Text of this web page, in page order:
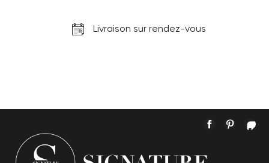
Livraison sur rendez-vous
Facebook